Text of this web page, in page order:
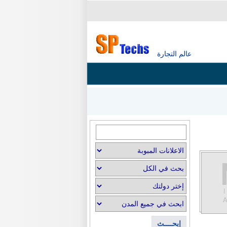
عالم التجارة
إبحــــث